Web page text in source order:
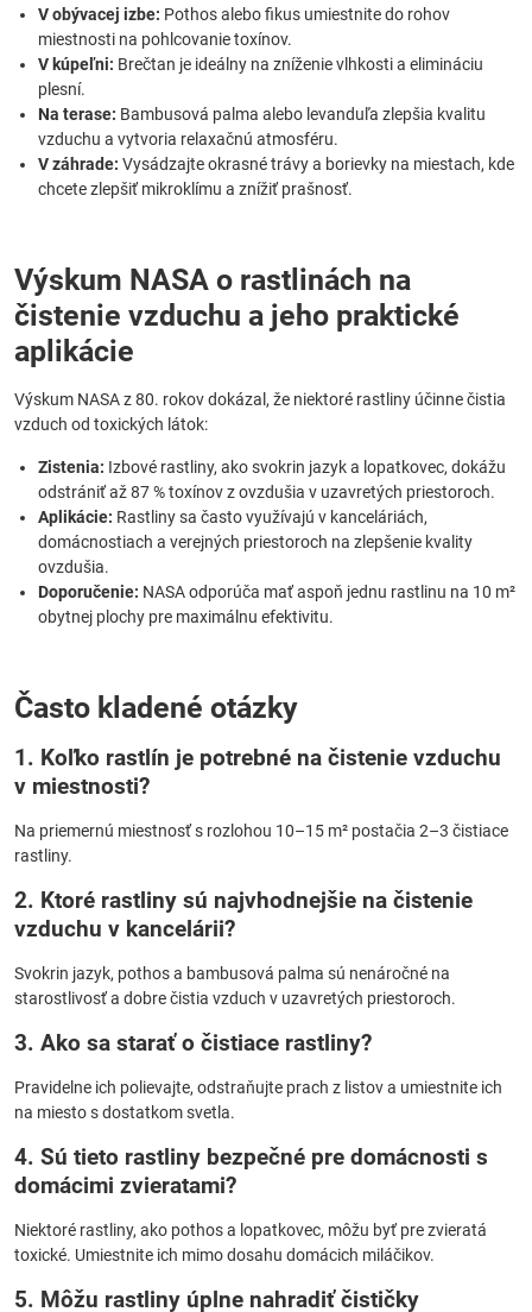
V obývacej izbe: Pothos alebo fikus umiestnite do rohov
miestnosti na pohlcovanie toxínov.
V kúpeľni: Brečtan je ideálny na zníženie vlhkosti a elimináciu
plesní.
Na terase: Bambusová palma alebo levanduľa zlepšia kvalitu
vzduchu a vytvoria relaxačnú atmosféru.
V záhrade: Vysádzajte okrasné trávy a borievky na miestach, kde
chcete zlepšiť mikroklímu a znížiť prašnosť.
Výskum NASA o rastlinách na
čistenie vzduchu a jeho praktické
aplikácie
Výskum NASA z 80. rokov dokázal, že niektoré rastliny účinne čistia
vzduch od toxických látok:
Zistenia: Izbové rastliny, ako svokrin jazyk a lopatkovec, dokážu
odstrániť až 87 % toxínov z ovzdušia v uzavretých priestoroch.
Aplikácie: Rastliny sa často využívajú v kanceláriách,
domácnostiach a verejných priestoroch na zlepšenie kvality
ovzdušia.
Doporučenie: NASA odporúča mať aspoň jednu rastlinu na 10 m²
obytnej plochy pre maximálnu efektivitu.
Často kladené otázky
1. Koľko rastlín je potrebné na čistenie vzduchu
v miestnosti?
Na priemernú miestnosť s rozlohou 10–15 m² postačia 2–3 čistiace
rastliny.
2. Ktoré rastliny sú najvhodnejšie na čistenie
vzduchu v kancelárii?
Svokrin jazyk, pothos a bambusová palma sú nenáročné na
starostlivosť a dobre čistia vzduch v uzavretých priestoroch.
3. Ako sa starať o čistiace rastliny?
Pravidelne ich polievajte, odstraňujte prach z listov a umiestnite ich
na miesto s dostatkom svetla.
4. Sú tieto rastliny bezpečné pre domácnosti s
domácimi zvieratami?
Niektoré rastliny, ako pothos a lopatkovec, môžu byť pre zvieratá
toxické. Umiestnite ich mimo dosahu domácich miláčikov.
5. Môžu rastliny úplne nahradiť čističky